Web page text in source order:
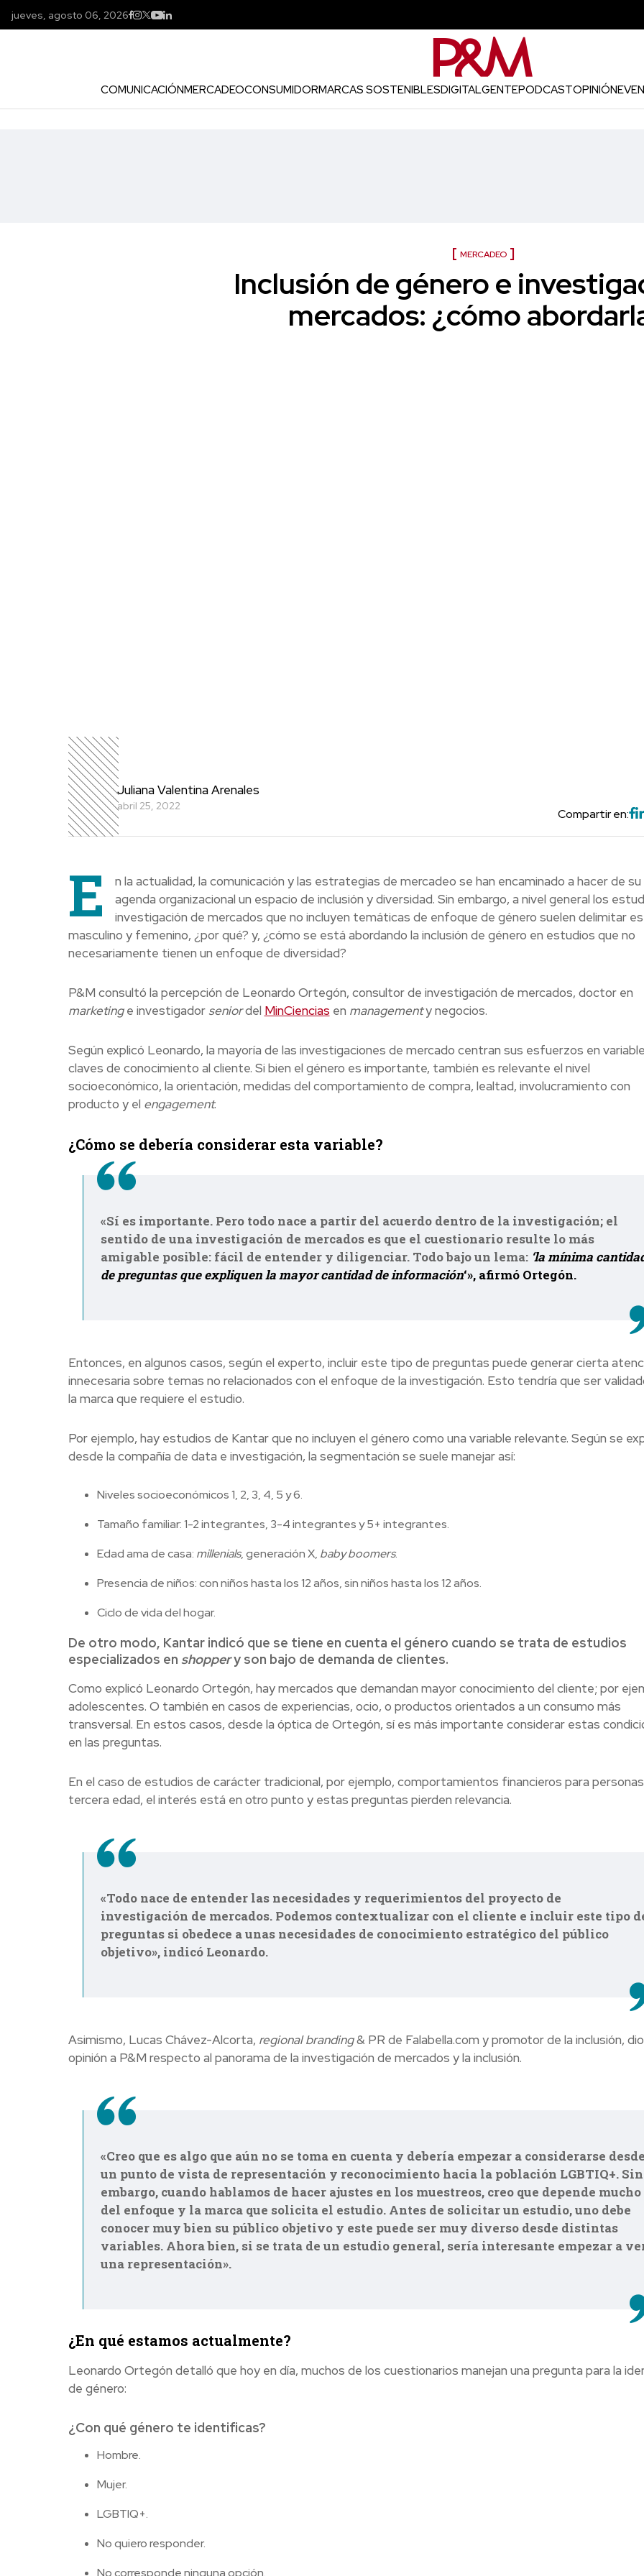
jueves, agosto 06, 2026
COMUNICACIÓNMERCADEOCONSUMIDORMARCAS SOSTENIBLESDIGITALGENTEPODCASTOPINIÓN
MERCADEO
Inclusión de género e
mercados: ¿cómo
Juliana Valentina Arenales
abril 25, 2022
Compartir en:
E
n la actualidad, la comunicación y las estrategias de mercadeo se han encaminado a hacer de su
agenda organizacional un espacio de inclusión y diversidad. Sin embargo, a nivel general los
investigación de mercados que no incluyen temáticas de enfoque de género suelen delimitar
masculino y femenino, ¿por qué? y, ¿cómo se está abordando la inclusión de género en estudios que no
necesariamente tienen un enfoque de diversidad?
P&M consultó la percepción de Leonardo Ortegón, consultor de investigación de mercados, doctor en
marketinge investigadorseniordel MinCiencias en managementy negocios.
Según explicó Leonardo, la mayoría de las investigaciones de mercado centran sus esfuerzos en
claves de conocimiento al cliente. Si bien el género es importante, también es relevante el nivel
socioeconómico, la orientación, medidas del comportamiento de compra, lealtad, involucramiento con
producto y el engagement.
¿Cómo se debería considerar esta variable?
«Sí es importante. Pero todo nace a partir del acuerdo dentro de la investigación; el
sentido de una investigación de mercados es que el cuestionario resulte lo más
amigable posible: fácil de entender y diligenciar. Todo bajo un lema: ‘la mínima
de preguntas que expliquen la mayor cantidad de información‘», afirmó Ortegón.
Entonces, en algunos casos, según el experto, incluir este tipo de preguntas puede generar cierta
innecesaria sobre temas no relacionados con el enfoque de la investigación. Esto tendría que ser
la marca que requiere el estudio.
Por ejemplo, hay estudios de Kantar que no incluyen el género como una variable relevante. Según se
desde la compañía de data e investigación, la segmentación se suele manejar así:
Niveles socioeconómicos 1, 2, 3, 4, 5 y 6.
Tamaño familiar: 1-2 integrantes, 3-4 integrantes y 5+ integrantes.
Edad ama de casa: millenials, generación X, baby boomers.
Presencia de niños: con niños hasta los 12 años, sin niños hasta los 12 años.
Ciclo de vida del hogar.
De otro modo, Kantar indicó que se tiene en cuenta el género cuando se trata de estudios
especializados en shoppery son bajo de demanda de clientes.
Como explicó Leonardo Ortegón, hay mercados que demandan mayor conocimiento del cliente; por
adolescentes. O también en casos de experiencias, ocio, o productos orientados a un consumo más
transversal. En estos casos, desde la óptica de Ortegón, sí es más importante considerar estas
en las preguntas.
En el caso de estudios de carácter tradicional, por ejemplo, comportamientos financieros para
tercera edad, el interés está en otro punto y estas preguntas pierden relevancia.
«Todo nace de entender las necesidades y requerimientos del proyecto de
investigación de mercados. Podemos contextualizar con el cliente e incluir este tipo
preguntas si obedece a unas necesidades de conocimiento estratégico del público
objetivo», indicó Leonardo.
Asimismo, Lucas Chávez-Alcorta, regional branding& PR de Falabella.com y promotor de la inclusión,
opinión a P&M respecto al panorama de la investigación de mercados y la inclusión.
«Creo que es algo que aún no se toma en cuenta y debería empezar a considerarse
un punto de vista de representación y reconocimiento hacia la población LGBTIQ+. Sin
embargo, cuando hablamos de hacer ajustes en los muestreos, creo que depende mucho
del enfoque y la marca que solicita el estudio. Antes de solicitar un estudio, uno debe
conocer muy bien su público objetivo y este puede ser muy diverso desde distintas
variables. Ahora bien, si se trata de un estudio general, sería interesante empezar a
una representación».
¿En qué estamos actualmente?
Leonardo Ortegón detalló que hoy en día, muchos de los cuestionarios manejan una pregunta para la
de género:
¿Con qué género te identificas?
Hombre.
Mujer.
LGBTIQ+.
No quiero responder.